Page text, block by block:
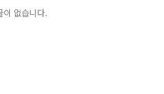
이 없습니다.